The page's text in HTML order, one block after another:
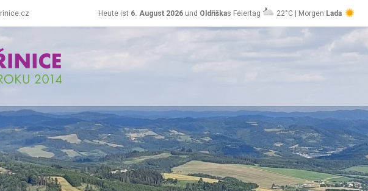
Heute ist 6. August 2026 und Oldřiškas Feiertag 22°C | Morgen Lada